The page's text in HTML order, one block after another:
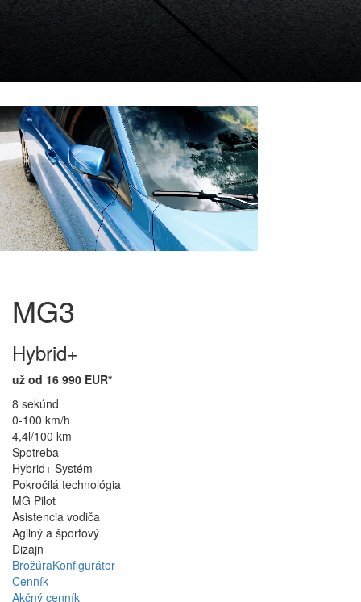
MG3
Hybrid+
už od 16 990 EUR*
8 sekúnd
0-100 km/h
4,4l/100 km
Spotreba
Hybrid+ Systém
Pokročilá technológia
MG Pilot
Asistencia vodiča
Agilný a športový
Dizajn
BrožúraKonfigurátor
Cenník
Akčný cenník